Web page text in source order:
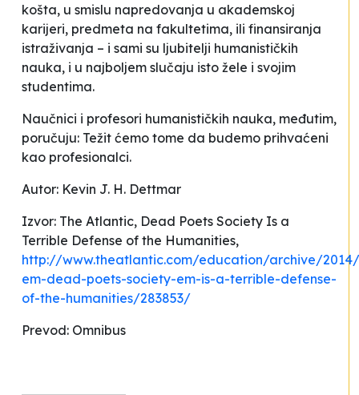
košta, u smislu napredovanja u akademskoj
karijeri, predmeta na fakultetima, ili finansiranja
istraživanja – i sami su ljubitelji humanističkih
nauka, i u najboljem slučaju isto žele i svojim
studentima.
Naučnici i profesori humanističkih nauka, međutim,
poručuju: Težit ćemo tome da budemo prihvaćeni
kao profesionalci.
Autor: Kevin J. H. Dettmar
Izvor: The Atlantic, Dead Poets Society Is a
Terrible Defense of the Humanities,
http://www.theatlantic.com/education/archive/
em-dead-poets-society-em-is-a-terrible-defense-
of-the-humanities/283853/
Prevod: Omnibus